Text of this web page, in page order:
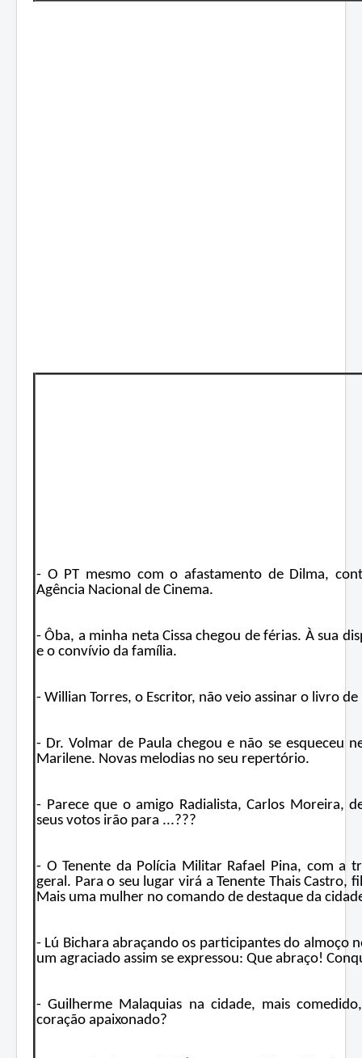
- O PT mesmo com o afastamento de Dilma,
Agência Nacional de Cinema.
- Ôba, a minha neta Cissa chegou de férias. À sua
e o convívio da família.
- Willian Torres, o Escritor, não veio assinar o livro
- Dr. Volmar de Paula chegou e não se esqueceu
Marilene. Novas melodias no seu repertório.
- Parece que o amigo Radialista, Carlos Moreira,
seus votos irão para ...???
- O Tenente da Polícia Militar Rafael Pina, com a
geral. Para o seu lugar virá a Tenente Thais Castro,
Mais uma mulher no comando de destaque da
- Lú Bichara abraçando os participantes do almoço
um agraciado assim se expressou: Que abraço!
- Guilherme Malaquias na cidade, mais
coração apaixonado?